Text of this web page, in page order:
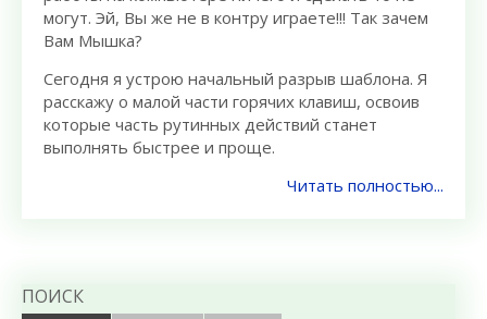
могут. Эй, Вы же не в контру играете!!! Так зачем
Вам Мышка?
Сегодня я устрою начальный разрыв шаблона. Я
расскажу о малой части горячих клавиш, освоив
которые часть рутинных действий станет
выполнять быстрее и проще.
Читать полностью...
ПОИСК